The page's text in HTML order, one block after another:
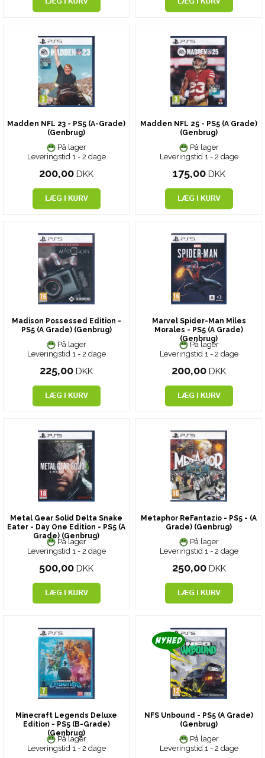
Madden NFL 23 - PS5 (A-Grade)
(Genbrug)
På lager
Leveringstid 1 - 2 dage
200,00 DKK
Madden NFL 25 - PS5 (A Grade)
(Genbrug)
På lager
Leveringstid 1 - 2 dage
175,00 DKK
Madison Possessed Edition -
PS5 (A Grade) (Genbrug)
På lager
Leveringstid 1 - 2 dage
225,00 DKK
Marvel Spider-Man Miles
Morales - PS5 (A Grade)
(Genbrug)
På lager
Leveringstid 1 - 2 dage
200,00 DKK
Metal Gear Solid Delta Snake
Eater - Day One Edition - PS5 (A
Grade) (Genbrug)
På lager
Leveringstid 1 - 2 dage
500,00 DKK
Metaphor ReFantazio - PS5 - (A
Grade) (Genbrug)
På lager
Leveringstid 1 - 2 dage
250,00 DKK
Minecraft Legends Deluxe
Edition - PS5 (B-Grade)
(Genbrug)
På lager
Leveringstid 1 - 2 dage
NFS Unbound - PS5 (A Grade)
(Genbrug)
På lager
Leveringstid 1 - 2 dage